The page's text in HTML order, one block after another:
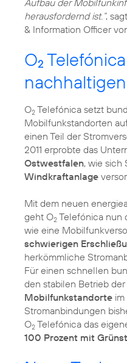
Aufbau der
herausfordernd ist.“, sagt
& Information Officer
O2
O2 Telefónica setzt
Mobilfunkstandorten
einen Teil der
2011 erprobte das
Ostwestfalen, wie sich
Windkraftanlage
Mit dem neuen
geht O2 Telefónica nun
wie eine
schwierigen
herkömmliche
Für einen schnellen
den stabilen Betrieb der
Mobilfunkstandorte im
Stromanbindungen
O2 Telefónica das
100 Prozent mit